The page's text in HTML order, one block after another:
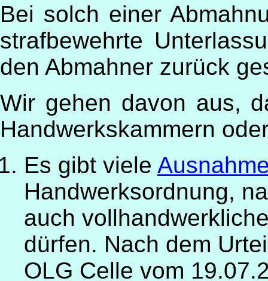
Bei solch einer
strafbewehrte
den Abmahner zurück
Wir gehen davon aus,
Handwerkskammern
Es gibt viele
Handwerksordnung,
auch
dürfen. Nach dem
OLG Celle vom